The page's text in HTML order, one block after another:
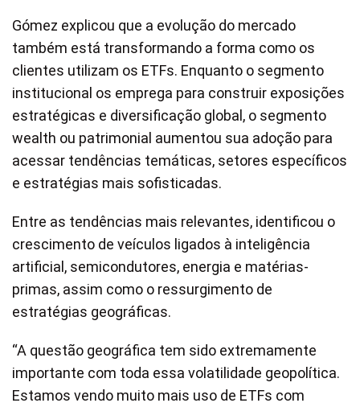
Gómez explicou que a evolução do mercado
também está transformando a forma como os
clientes utilizam os ETFs. Enquanto o segmento
institucional os emprega para construir exposições
estratégicas e diversificação global, o segmento
wealth ou patrimonial aumentou sua adoção para
acessar tendências temáticas, setores específicos
e estratégias mais sofisticadas.
Entre as tendências mais relevantes, identificou o
crescimento de veículos ligados à inteligência
artificial, semicondutores, energia e matérias-
primas, assim como o ressurgimento de
estratégias geográficas.
“A questão geográfica tem sido extremamente
importante com toda essa volatilidade geopolítica.
Estamos vendo muito mais uso de ETFs com